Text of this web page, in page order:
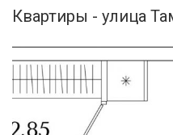
Квартиры - улица